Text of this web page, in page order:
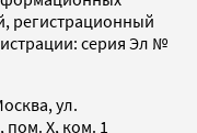
регистрационный
серия Эл №
ул.
пом. X, ком. 1